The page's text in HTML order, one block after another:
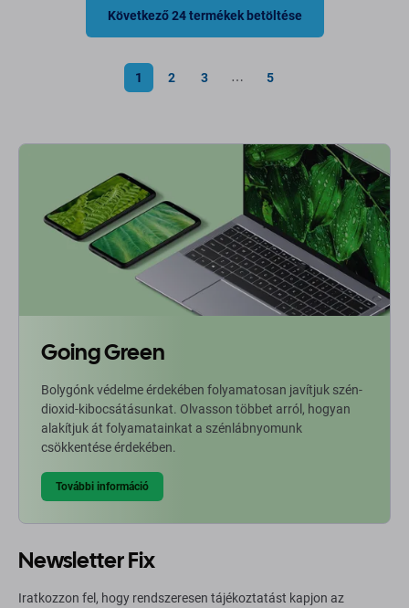
Következő 24 termékek betöltése
1 2 3 ⋯ 5
Going Green
Bolygónk védelme érdekében folyamatosan javítjuk szén-
dioxid-kibocsátásunkat. Olvasson többet arról, hogyan
alakítjuk át folyamatainkat a szénlábnyomunk
csökkentése érdekében.
További információ
Newsletter Fix
Iratkozzon fel, hogy rendszeresen tájékoztatást kapjon az